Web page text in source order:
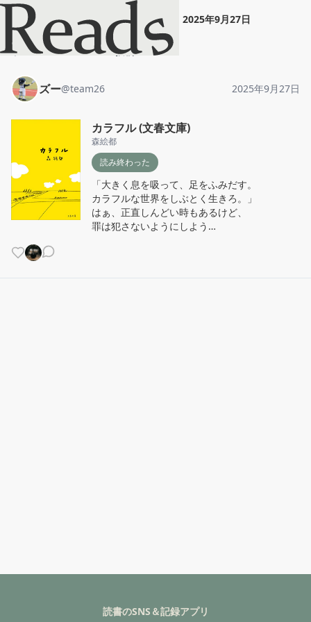
ズー"カラフル (文春文庫) 2025年9月27日
ホーム ズー 投稿
ズー@team26 2025年9月27日
カラフル (文春文庫)
森絵都
読み終わった
「大きく息を吸って、足をふみだす。
カラフルな世界をしぶとく生きろ。」
はぁ、正直しんどい時もあるけど、
罪は犯さないようにしよう…
読書のSNS＆記録アプリ